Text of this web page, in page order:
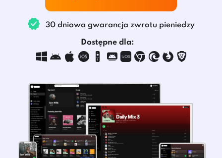
30 dniowa gwarancja zwrotu pieniedzy
Dostępne dla: